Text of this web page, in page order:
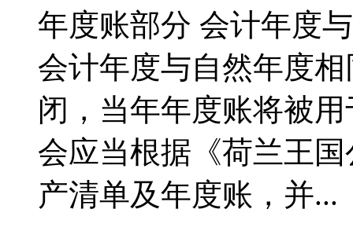
年度账部分 会计年度
会计年度与自然年度
闭，当年年度账将被
会应当根据《荷兰王
产清单及年度账，并...